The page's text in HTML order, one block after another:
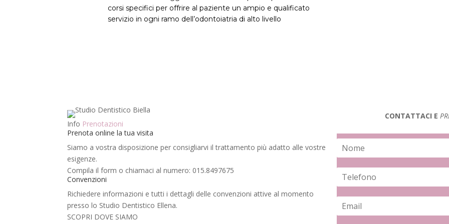
corsi specifici per offrire al paziente un ampio e qualificato
servizio in ogni ramo dell’odontoiatria di alto livello
Info Prenotazioni
Prenota online la tua visita
Siamo a vostra disposizione per consigliarvi il trattamento più adatto alle vostre
esigenze.
Compila il form o chiamaci al numero: 015.8497675
Convenzioni
Richiedere informazioni e tutti i dettagli delle convenzioni attive al momento
presso lo Studio Dentistico Ellena.
SCOPRI DOVE SIAMO
CONTATTACI E
N
*
o
e
f m